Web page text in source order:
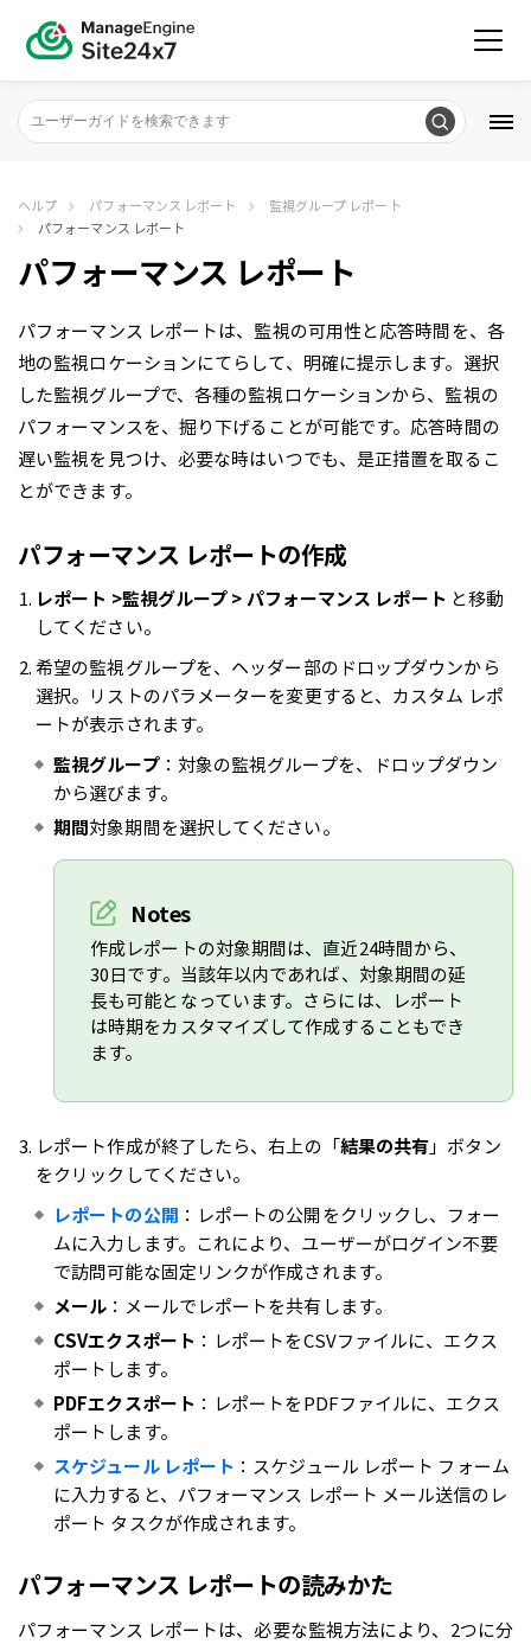
ヘルプ パフォーマンス レポート
監視グループ レポート
パフォーマンス レポート
パフォーマンス レポート
パフォーマンス レポートは、監視の可用性と応答時間を、各
地の監視ロケーションにてらして、明確に提示します。選択
した監視グループで、各種の監視ロケーションから、監視の
パフォーマンスを、掘り下げることが可能です。応答時間の
遅い監視を見つけ、必要な時はいつでも、是正措置を取るこ
とができます。
パフォーマンス レポートの作成
レポート >監視グループ > パフォーマンス レポート と移動
してください。
希望の監視グループを、ヘッダー部のドロップダウンから
選択。リストのパラメーターを変更すると、カスタム レポ
ートが表示されます。
監視グループ：対象の監視グループを、ドロップダウン
から選びます。
期間対象期間を選択してください。
Notes
作成レポートの対象期間は、直近24時間から、
30日です。当該年以内であれば、対象期間の延
長も可能となっています。さらには、レポート
は時期をカスタマイズして作成することもでき
ます。
レポート作成が終了したら、右上の「結果の共有」ボタン
をクリックしてください。
レポートの公開 ：レポートの公開をクリックし、フォー
ムに入力します。これにより、ユーザーがログイン不要
で訪問可能な固定リンクが作成されます。
メール ：メールでレポートを共有します。
CSVエクスポート ：レポートをCSVファイルに、エクス
ポートします。
PDFエクスポート ：レポートをPDFファイルに、エクス
ポートします。
スケジュール レポート ：スケジュール レポート フォーム
に入力すると、パフォーマンス レポート メール送信のレ
ポート タスクが作成されます。
パフォーマンス レポートの読みかた
パフォーマンス レポートは、必要な監視方法により、2つに分